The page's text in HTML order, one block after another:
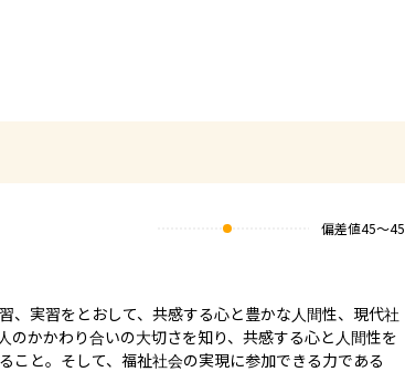
偏差値45〜45
、実習をとおして、共感する心と豊かな人間性、現代社
かかわり合いの大切さを知り、共感する心と人間性を
こと。そして、福祉社会の実現に参加できる力である